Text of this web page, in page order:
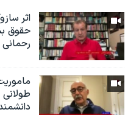
اثر
حقوق
رحمانی